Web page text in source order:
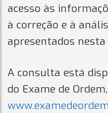
acesso às
à correção e à
apresentados
A consulta está
do Exame de